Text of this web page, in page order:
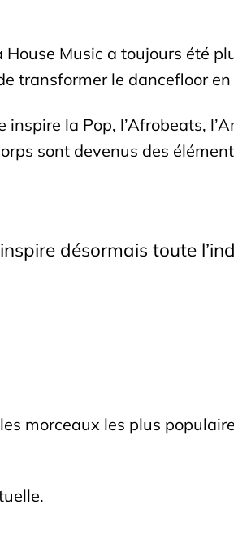
Music a toujours été
transformer le dancefloor
la Pop, l’Afrobeats,
sont devenus des
désormais toute
morceaux les plus